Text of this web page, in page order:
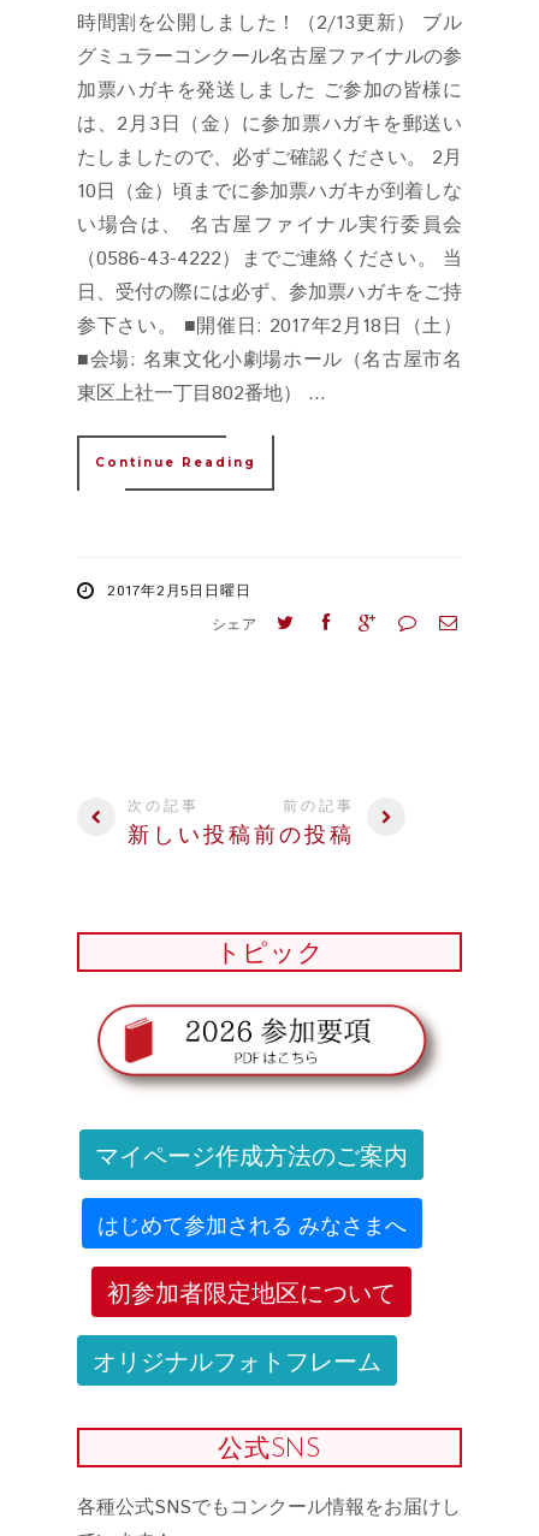
時間割を公開しました！（2/13更新） ブル
グミュラーコンクール名古屋ファイナルの参
加票ハガキを発送しました ご参加の皆様に
は、2月3日（金）に参加票ハガキを郵送い
たしましたので、必ずご確認ください。 2月
10日（金）頃までに参加票ハガキが到着しな
い場合は、 名古屋ファイナル実行委員会
（0586-43-4222）までご連絡ください。 当
日、受付の際には必ず、参加票ハガキをご持
参下さい。 ■開催日: 2017年2月18日（土）
■会場: 名東文化小劇場ホール（名古屋市名
東区上社一丁目802番地） ...
Continue Reading
2017年2月5日日曜日
シェア
次の記事
新しい投稿
前の記事
前の投稿
トピック
マイページ作成方法のご案内
はじめて参加される みなさまへ
初参加者限定地区について
オリジナルフォトフレーム
公式SNS
各種公式SNSでもコンクール情報をお届けし